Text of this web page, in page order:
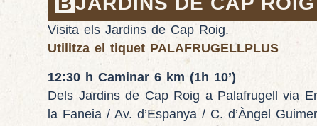
Visita els Jardins de Cap Roig.
Utilitza el tiquet PALAFRUGELLPLUS
12:30 h Caminar 6 km (1h 10’)
Dels Jardins de Cap Roig a Palafrugell via
la Faneia / Av. d’Espanya / C. d’Àngel